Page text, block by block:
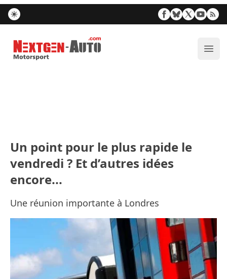
Nextgen-Auto.com
Un point pour le plus rapide le
vendredi ? Et d’autres idées
encore...
Une réunion importante à Londres